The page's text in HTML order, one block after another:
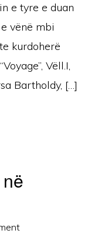
e tyre e duan
vënë mbi
kurdoherë
Vëll.I,
Bartholdy, […]